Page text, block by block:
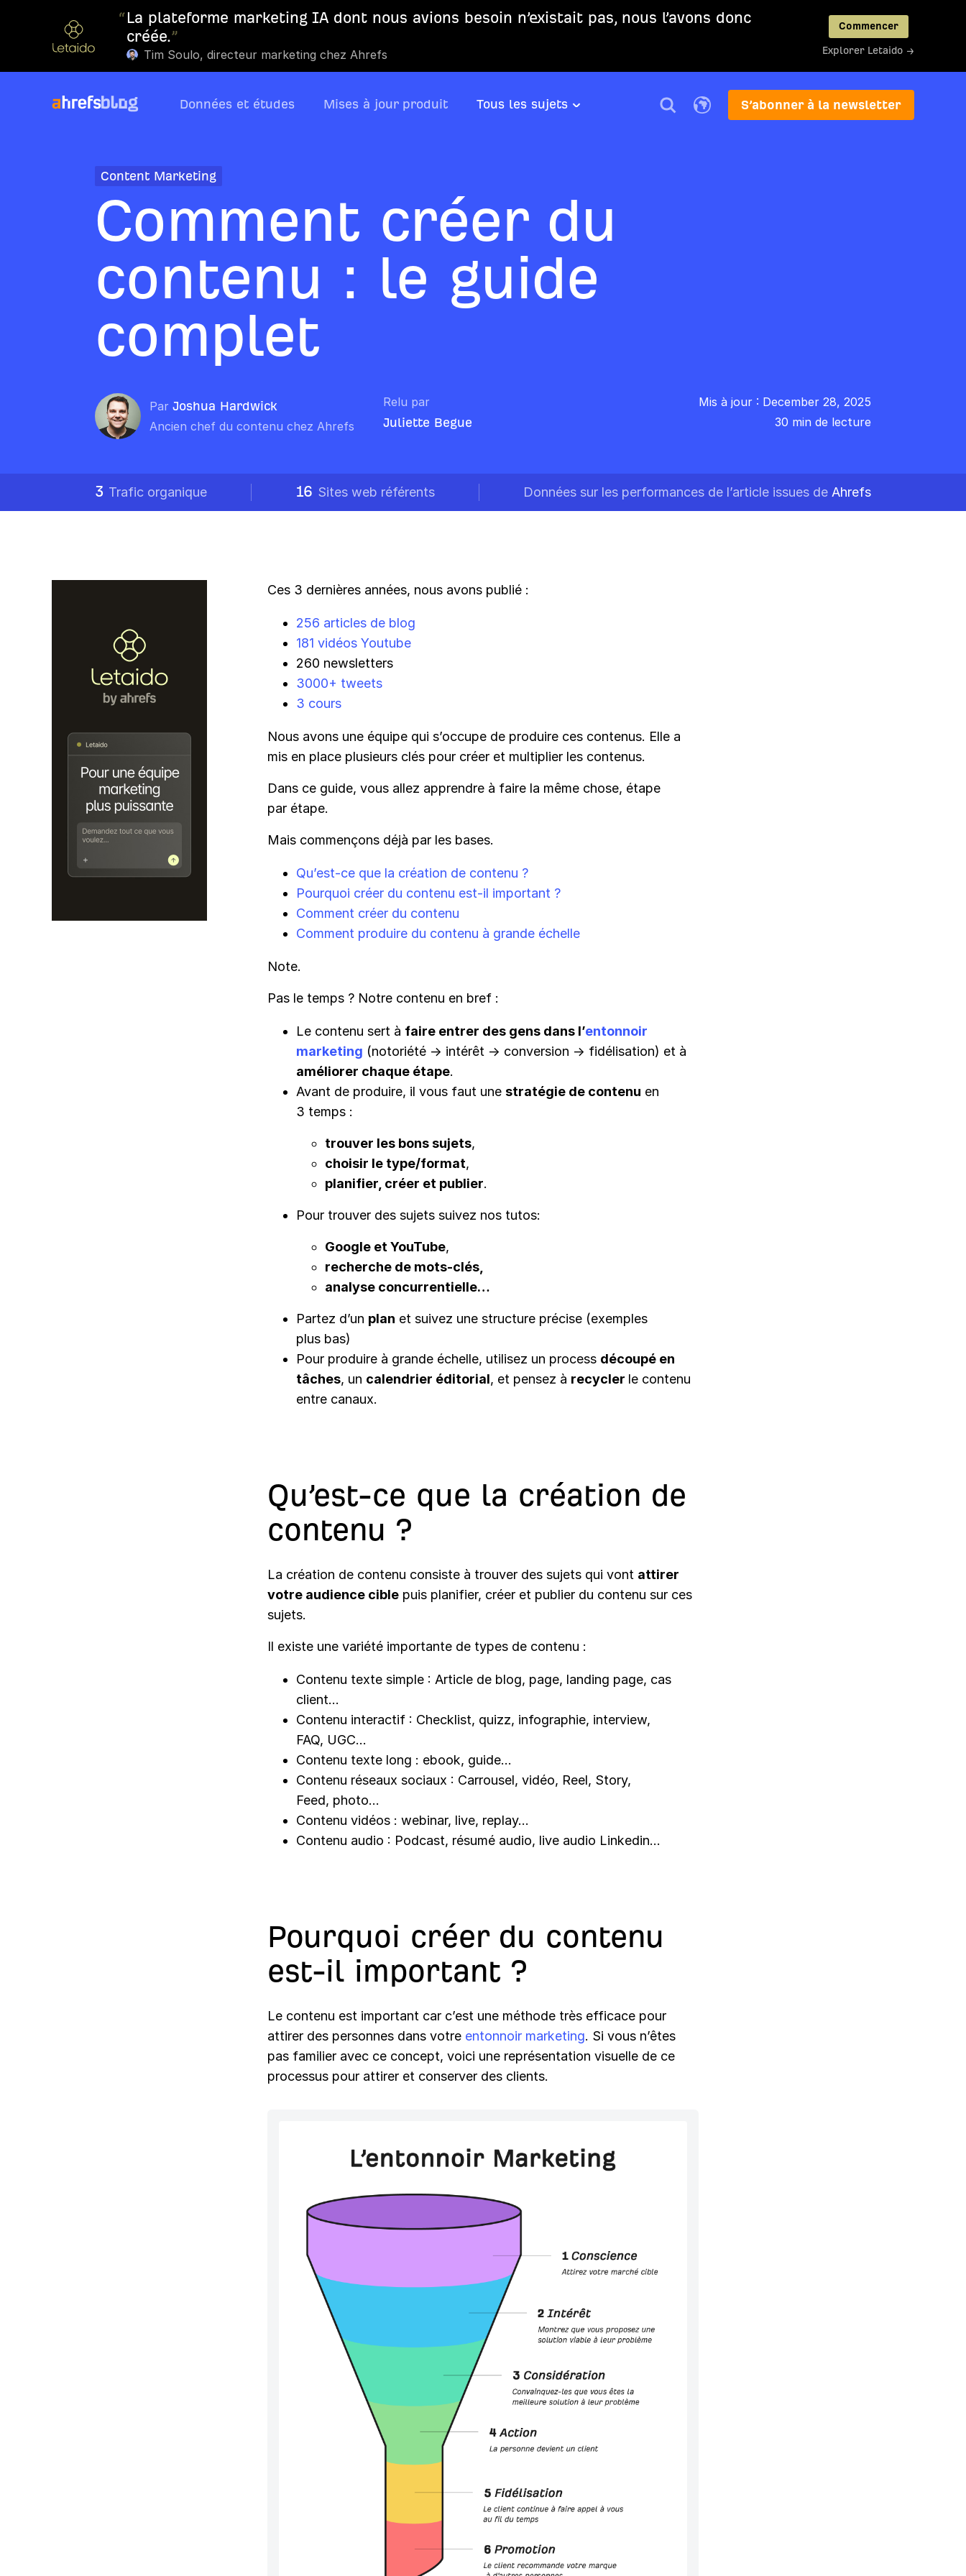
“La plateforme marketing IA dont nous avions besoin n’existait pas, nous l’avons donc
créée.”
Tim Soulo, directeur marketing chez Ahrefs
Commencer
Explorer Letaido →
Données et études Mises à jour produit Tous les sujets S’abonner à la newsletter
Content Marketing
Comment créer du
contenu : le guide
complet
Par Joshua Hardwick
Ancien chef du contenu chez Ahrefs
Relu par
Juliette Begue
Mis à jour : December 28, 2025
30 min de lecture
3 Trafic organique 16 Sites web référents Données sur les performances de l’article issues de Ahrefs
Ces 3 dernières années, nous avons publié :
256 articles de blog
181 vidéos Youtube
260 newsletters
3000+ tweets
3 cours
Nous avons une équipe qui s’occupe de produire ces contenus. Elle a
mis en place plusieurs clés pour créer et multiplier les contenus.
Dans ce guide, vous allez apprendre à faire la même chose, étape
par étape.
Mais commençons déjà par les bases.
Qu’est-ce que la création de contenu ?
Pourquoi créer du contenu est-il important ?
Comment créer du contenu
Comment produire du contenu à grande échelle
Note.
Pas le temps ? Notre contenu en bref :
Le contenu sert à faire entrer des gens dans l’entonnoir
marketing (notoriété → intérêt → conversion → fidélisation) et à
améliorer chaque étape.
Avant de produire, il vous faut une stratégie de contenu en
3 temps :
trouver les bons sujets,
choisir le type/format,
planifier, créer et publier.
Pour trouver des sujets suivez nos tutos:
Google et YouTube,
recherche de mots-clés,
analyse concurrentielle…
Partez d’un plan et suivez une structure précise (exemples
plus bas)
Pour produire à grande échelle, utilisez un process découpé en
tâches, un calendrier éditorial, et pensez à recycler le contenu
entre canaux.
Qu’est-ce que la création de
contenu ?
La créa­tion de con­tenu con­siste à trou­ver des sujets qui vont attir­er
votre audi­ence cible puis plan­i­fi­er, créer et pub­li­er du con­tenu sur ces
sujets.
Il existe une variété importante de types de contenu :
Contenu texte simple : Article de blog, page, landing page, cas
client…
Contenu interactif : Checklist, quizz, infographie, interview,
FAQ, UGC…
Contenu texte long : ebook, guide…
Contenu réseaux sociaux : Carrousel, vidéo, Reel, Story,
Feed, photo…
Contenu vidéos : webinar, live, replay…
Contenu audio : Podcast, résumé audio, live audio Linkedin…
Pourquoi créer du contenu
est-il important ?
Le con­tenu est impor­tant car c’est une méth­ode très effi­cace pour
attir­er des per­son­nes dans votre enton­noir mar­ket­ing. Si vous n’êtes
pas fam­i­li­er avec ce con­cept, voici une représen­ta­tion visuelle de ce
proces­sus pour attir­er et conserver des clients.